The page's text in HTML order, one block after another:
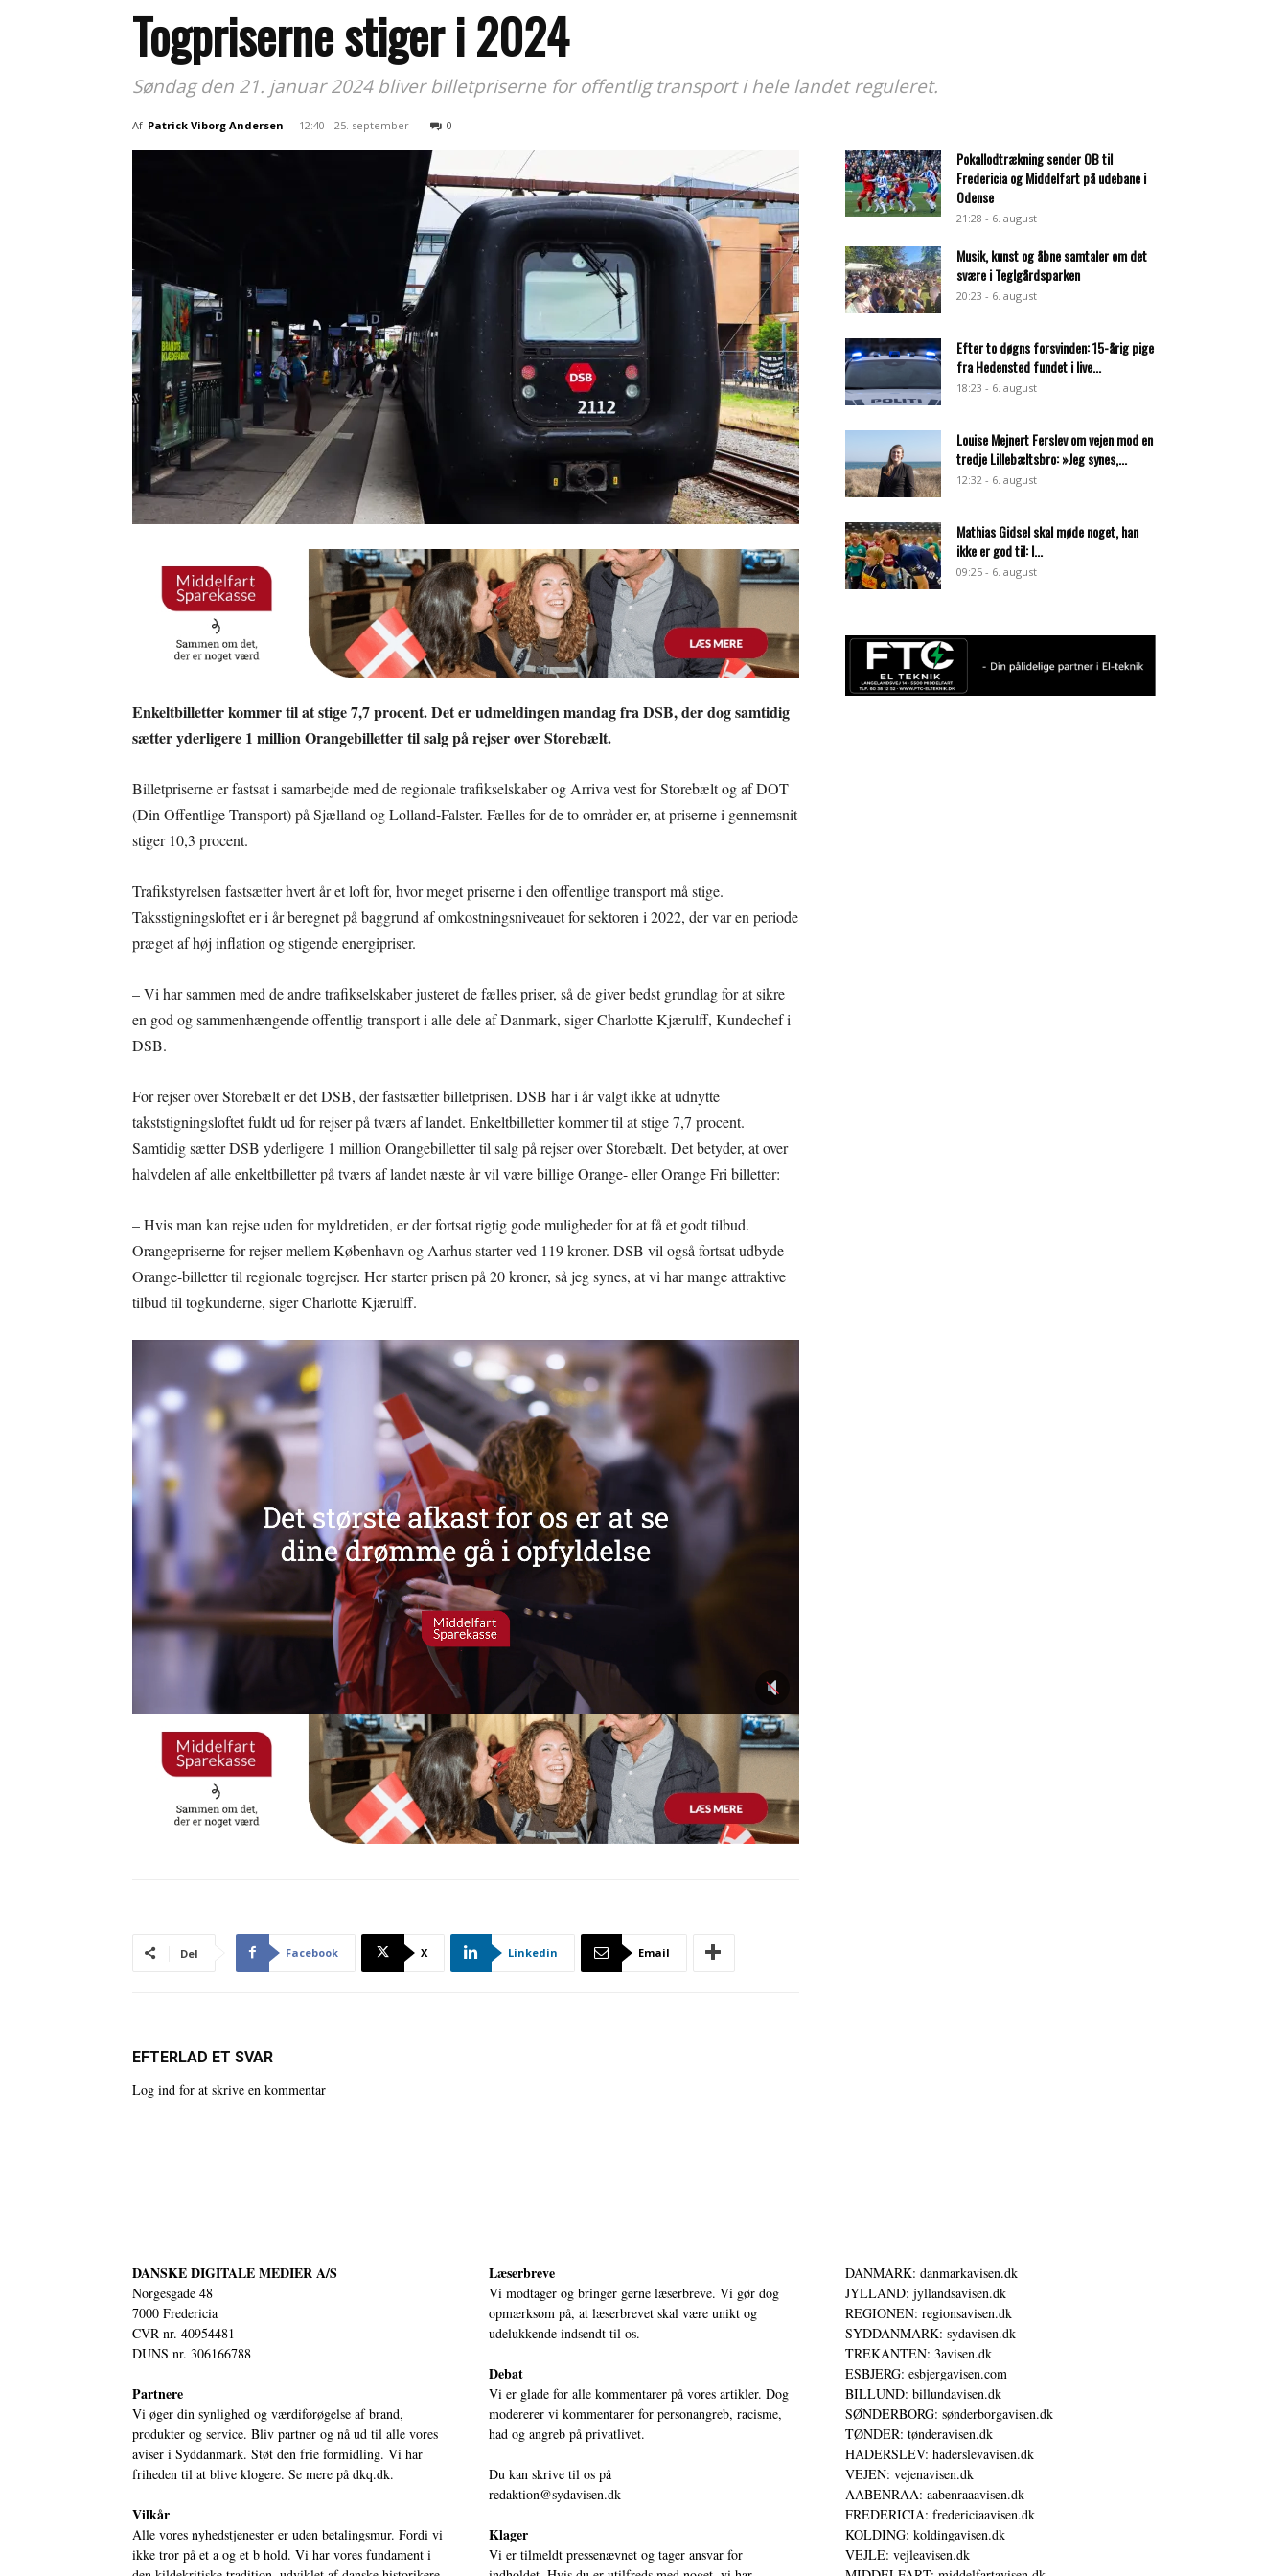
Togpriserne stiger i 2024
Søndag den 21. januar 2024 bliver billetpriserne for offentlig transport i hele landet reguleret.
Af Patrick Viborg Andersen - 12:40 - 25. september 0
Enkeltbilletter kommer til at stige 7,7 procent. Det er udmeldingen mandag fra DSB, der dog samtidig
sætter yderligere 1 million Orangebilletter til salg på rejser over Storebælt.
Billetpriserne er fastsat i samarbejde med de regionale trafikselskaber og Arriva vest for Storebælt og af DOT
(Din Offentlige Transport) på Sjælland og Lolland-Falster. Fælles for de to områder er, at priserne i gennemsnit
stiger 10,3 procent.
Trafikstyrelsen fastsætter hvert år et loft for, hvor meget priserne i den offentlige transport må stige.
Taksstigningsloftet er i år beregnet på baggrund af omkostningsniveauet for sektoren i 2022, der var en periode
præget af høj inflation og stigende energipriser.
– Vi har sammen med de andre trafikselskaber justeret de fælles priser, så de giver bedst grundlag for at sikre
en god og sammenhængende offentlig transport i alle dele af Danmark, siger Charlotte Kjærulff, Kundechef i
DSB.
For rejser over Storebælt er det DSB, der fastsætter billetprisen. DSB har i år valgt ikke at udnytte
takststigningsloftet fuldt ud for rejser på tværs af landet. Enkeltbilletter kommer til at stige 7,7 procent.
Samtidig sætter DSB yderligere 1 million Orangebilletter til salg på rejser over Storebælt. Det betyder, at over
halvdelen af alle enkeltbilletter på tværs af landet næste år vil være billige Orange- eller Orange Fri billetter:
– Hvis man kan rejse uden for myldretiden, er der fortsat rigtig gode muligheder for at få et godt tilbud.
Orangepriserne for rejser mellem København og Aarhus starter ved 119 kroner. DSB vil også fortsat udbyde
Orange-billetter til regionale togrejser. Her starter prisen på 20 kroner, så jeg synes, at vi har mange attraktive
tilbud til togkunderne, siger Charlotte Kjærulff.
Del Facebook X Linkedin Email
EFTERLAD ET SVAR
Log ind for at skrive en kommentar
Pokallodtrækning sender OB til
Fredericia og Middelfart på udebane i
Odense
21:28 - 6. august
Musik, kunst og åbne samtaler om det
svære i Teglgårdsparken
20:23 - 6. august
Efter to døgns forsvinden: 15-årig pige
fra Hedensted fundet i live...
18:23 - 6. august
Louise Mejnert Ferslev om vejen mod en
tredje Lillebæltsbro: »Jeg synes,...
12:32 - 6. august
Mathias Gidsel skal møde noget, han
ikke er god til: I...
09:25 - 6. august
DANSKE DIGITALE MEDIER A/S
Norgesgade 48
7000 Fredericia
CVR nr. 40954481
DUNS nr. 306166788
Partnere
Vi øger din synlighed og værdiforøgelse af brand,
produkter og service. Bliv partner og nå ud til alle vores
aviser i Syddanmark. Støt den frie formidling. Vi har
friheden til at blive klogere. Se mere på dkq.dk.
Vilkår
Alle vores nyhedstjenester er uden betalingsmur. Fordi vi
ikke tror på et a og et b hold. Vi har vores fundament i
Læserbreve
Vi modtager og bringer gerne læserbreve. Vi gør dog
opmærksom på, at læserbrevet skal være unikt og
udelukkende indsendt til os.
Debat
Vi er glade for alle kommentarer på vores artikler. Dog
modererer vi kommentarer for personangreb, racisme,
had og angreb på privatlivet.
Du kan skrive til os på
redaktion@sydavisen.dk
Klager
Vi er tilmeldt pressenævnet og tager ansvar for
DANMARK: danmarkavisen.dk
JYLLAND: jyllandsavisen.dk
REGIONEN: regionsavisen.dk
SYDDANMARK: sydavisen.dk
TREKANTEN: 3avisen.dk
ESBJERG: esbjergavisen.com
BILLUND: billundavisen.dk
SØNDERBORG: sønderborgavisen.dk
TØNDER: tønderavisen.dk
HADERSLEV: haderslevavisen.dk
VEJEN: vejenavisen.dk
AABENRAA: aabenraaavisen.dk
FREDERICIA: fredericiaavisen.dk
KOLDING: koldingavisen.dk
VEJLE: vejleavisen.dk